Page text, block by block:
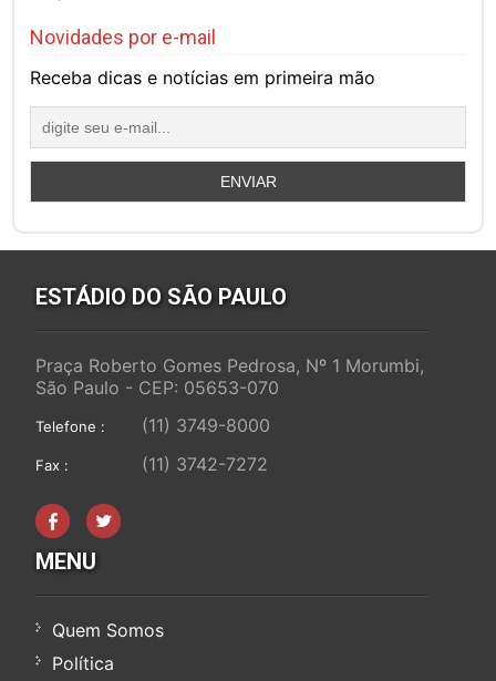
Novidades por e-mail
Receba dicas e notícias em primeira mão
ESTÁDIO DO SÃO PAULO
Praça Roberto Gomes Pedrosa, Nº 1 Morumbi,
São Paulo - CEP: 05653-070
Telefone : (11) 3749-8000
Fax : (11) 3742-7272
MENU
Quem Somos
Política